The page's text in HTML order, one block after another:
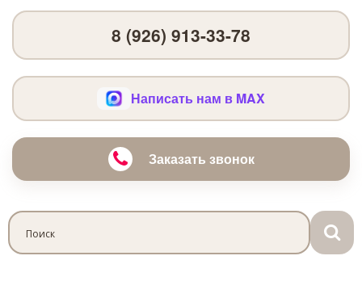
8 (926) 913-33-78
Написать нам в MAX
Заказать звонок